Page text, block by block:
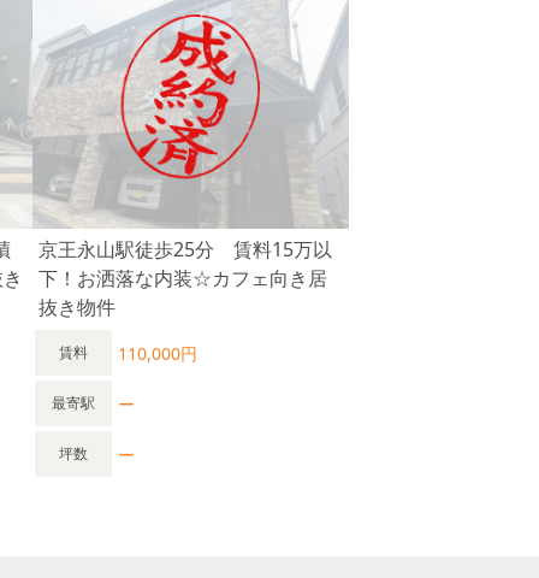
京王永山駅徒歩25分 賃料15万以
下！お洒落な内装☆カフェ向き居
抜き物件
賃料 110,000円
最寄駅 ー
坪数 ー